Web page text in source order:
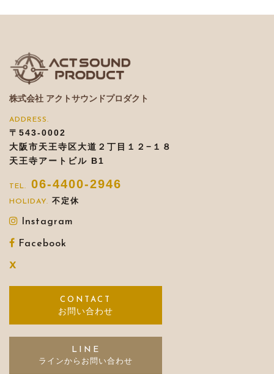
株式会社 アクトサウンドプロダクト
〒543-0002
大阪市天王寺区大道２丁目１２−１８
天王寺アートビル B1
06-4400-2946
不定休
Instagram
Facebook
X
お問い合わせ
LINE